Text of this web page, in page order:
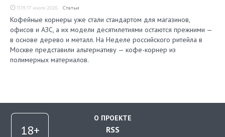
11:19, 17 июля 2026 Статьи
Кофейные корнеры уже стали стандартом для магазинов,
офисов и АЗС, а их модели десятилетиями остаются прежними —
в основе дерево и металл. На Неделе российского ритейла в
Москве представили альтернативу — кофе-корнер из
полимерных материалов.
О ПРОЕКТЕ
RSS